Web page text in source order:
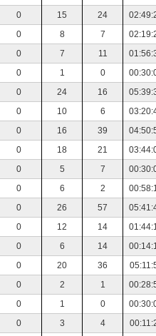
0 15 24
0 8 7
0 7 11
0 1 0
0 24 16
0 10 6
0 16 39
0 18 21
0 5 7
0 6 2
0 26 57
0 12 14
0 6 14
0 20 36
0 2 1
0 1 0
0 3 4